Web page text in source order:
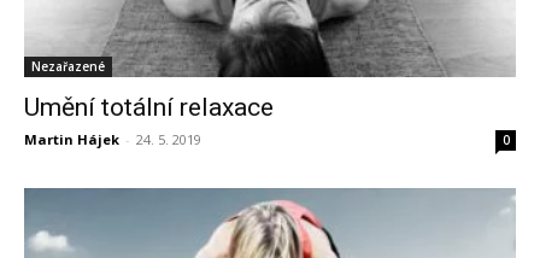
Nezařazené
Umění totální relaxace
Martin Hájek - 24. 5. 2019 0